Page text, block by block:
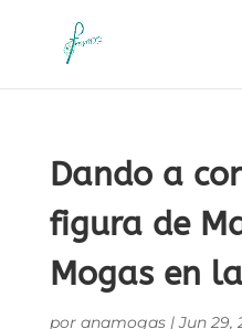
Dando a
figura de
Mogas en
por anamogas|Jun 29,